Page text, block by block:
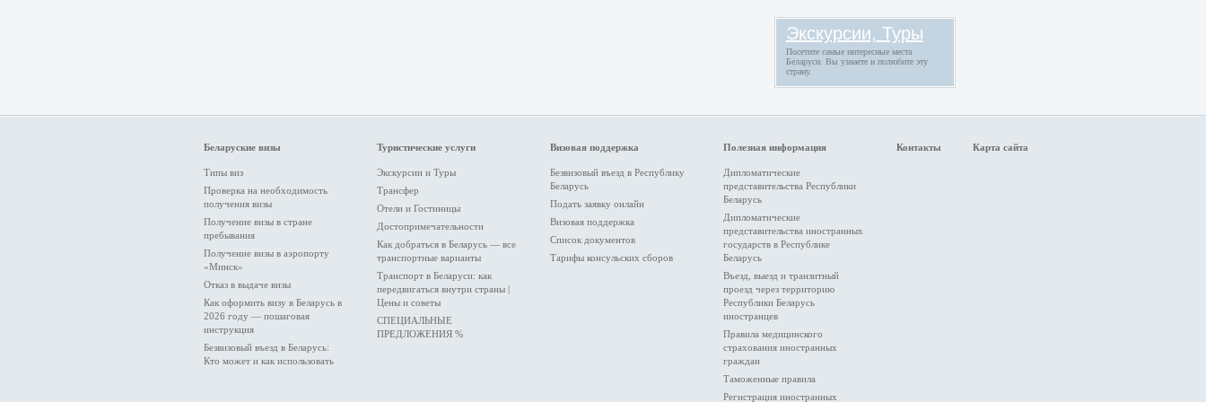
Экскурсии, Туры
Посетите самые интересные места
Беларуси. Вы узнаете и полюбите эту
страну.
Беларуские визы
Типы виз
Проверка на необходимость
получения визы
Получение визы в стране
пребывания
Получение визы в аэропорту
«Минск»
Отказ в выдаче визы
Как оформить визу в Беларусь в
2026 году — пошаговая
инструкция
Безвизовый въезд в Беларусь:
Кто может и как использовать
Туристические услуги
Экскурсии и Туры
Трансфер
Отели и Гоcтиницы
Достопримечательности
Как добраться в Беларусь — все
транспортные варианты
Транспорт в Беларуси: как
передвигаться внутри страны |
Цены и советы
СПЕЦИАЛЬНЫЕ
ПРЕДЛОЖЕНИЯ %
Визовая поддержка
Безвизовый въезд в Республику
Беларусь
Подать заявку онлайн
Визовая поддержка
Список документов
Тарифы консульских сборов
Полезная информация
Дипломатические
представительства Республики
Беларусь
Дипломатические
представительства иностранных
государств в Республике
Беларусь
Въезд, выезд и транзитный
проезд через территорию
Республики Беларусь
иностранцев
Правила медицинского
страхования иностранных
граждан
Таможенные правила
Регистрация иностранных
Контакты Карта сайта